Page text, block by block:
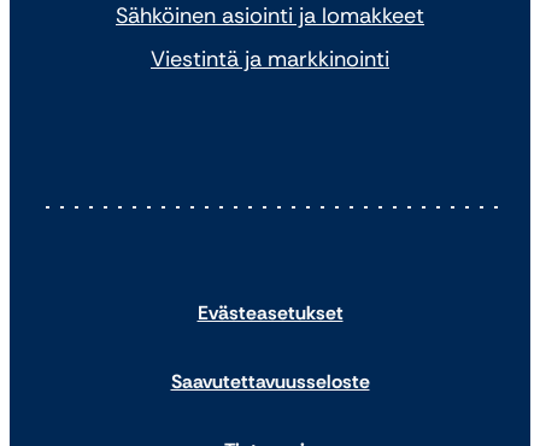
Sähköinen asiointi ja lomakkeet
Viestintä ja markkinointi
Evästeasetukset
Saavutettavuusseloste